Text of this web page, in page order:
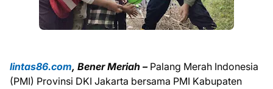
lintas86.com, Bener Meriah –Palang Merah Indonesia
(PMI) Provinsi DKI Jakarta bersama PMI Kabupaten